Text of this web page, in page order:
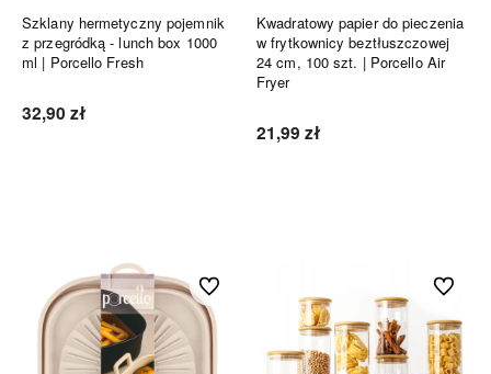
Szklany hermetyczny pojemnik
z przegródką - lunch box 1000
ml | Porcello Fresh
32,90 zł
Kwadratowy papier do pieczenia
w frytkownicy beztłuszczowej
24 cm, 100 szt. | Porcello Air
Fryer
21,99 zł
Do ulubionych Do